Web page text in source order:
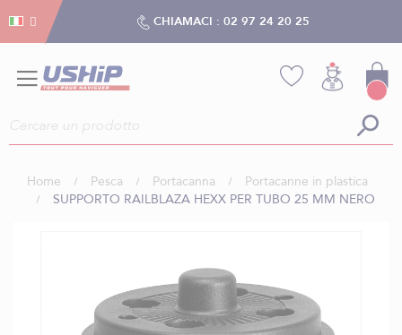
CHIAMACI : 02 97 24 20 25
Home Pesca Portacanna
Portacanne in plastica
SUPPORTO RAILBLAZA HEXX PER TUBO 25 MM NERO
Gestion dei cookies
Gestion dei cookies